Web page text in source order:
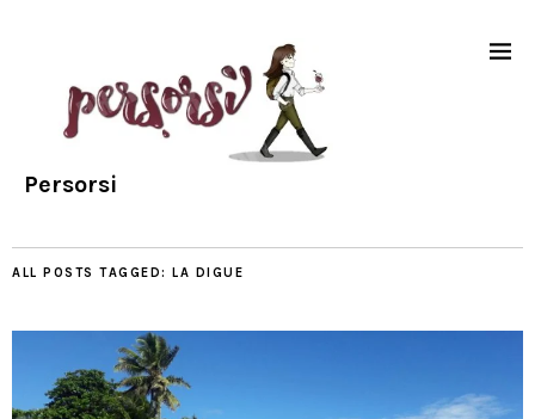
Persorsi
ALL POSTS TAGGED: LA DIGUE